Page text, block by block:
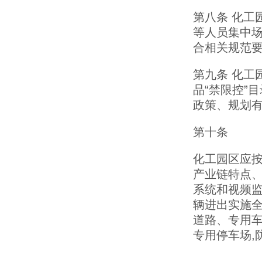
第八条 化工
等人员集中
合相关规范
第九条 化工
品“禁限控”
政策、规划
第十条
化工园区应
产业链特点
系统和视频
辆进出实施
道路、专用
专用停车场,